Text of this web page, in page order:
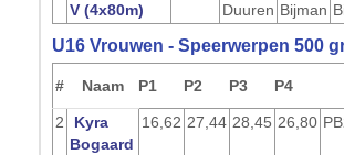
V (4x80m)
Duuren Bijman
U16 Vrouwen - Speerwerpen 500
# Naam P1 P2 P3 P4
2
Kyra
Bogaard
16,62 27,44 28,45 26,80 PB